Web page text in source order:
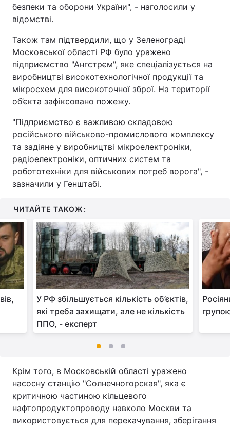
безпеки та оборони України", - наголосили у
відомстві.
Також там підтвердили, що у Зеленограді
Московської області РФ було уражено
підприємство "Ангстрєм", яке спеціалізується на
виробництві високотехнологічної продукції та
мікросхем для високоточної зброї. На території
об’єкта зафіксовано пожежу.
"Підприємство є важливою складовою
російського військово-промислового комплексу
та задіяне у виробництві мікроелектроніки,
радіоелектроніки, оптичних систем та
робототехніки для військових потреб ворога", -
зазначили у Генштабі.
ЧИТАЙТЕ ТАКОЖ:
У РФ збільшується кількість об’єктів,
які треба захищати, але не кількість
ППО, - експерт
Крім того, в Московській області уражено
насосну станцію "Солнечногорская", яка є
критичною частиною кільцевого
нафтопродуктопроводу навколо Москви та
використовується для перекачування, зберігання